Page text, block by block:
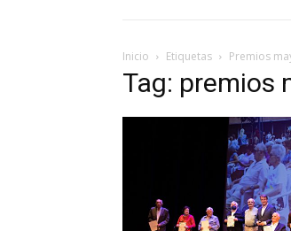
Inicio Etiquetas Premios
Tag: premios